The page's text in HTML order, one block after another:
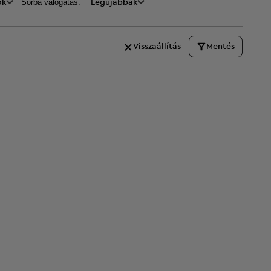
Sorba válogatás: Legújabbak
Visszaállítás Mentés